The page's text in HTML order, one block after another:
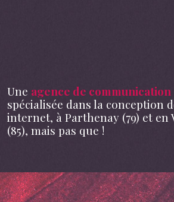
Une agence de communication
spécialisée dans la conception
internet, à Parthenay (79) et en
(85), mais pas que !